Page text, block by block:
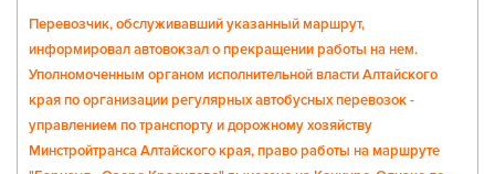
Перевозчик, обслуживавший указанный маршрут,
информировал автовокзал о прекращении работы на нем.
Уполномоченным органом исполнительной власти Алтайского
края по организации регулярных автобусных перевозок -
управлением по транспорту и дорожному хозяйству
Минстройтранса Алтайского края, право работы на маршруте